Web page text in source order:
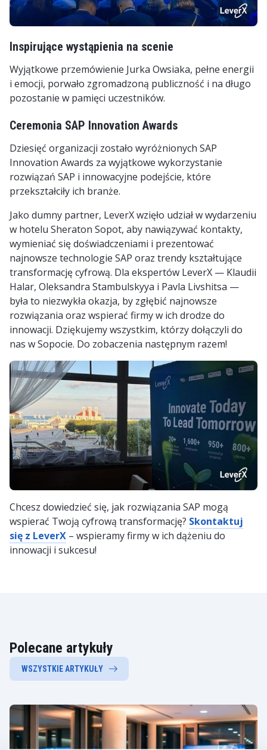
Inspirujące wystąpienia na scenie
Wyjątkowe przemówienie Jurka Owsiaka, pełne energii
i emocji, porwało zgromadzoną publiczność i na długo
pozostanie w pamięci uczestników.
Ceremonia SAP Innovation Awards
Dziesięć organizacji zostało wyróżnionych SAP
Innovation Awards za wyjątkowe wykorzystanie
rozwiązań SAP i innowacyjne podejście, które
przekształciły ich branże.
Jako dumny partner, LeverX wzięło udział w wydarzeniu
w hotelu Sheraton Sopot, aby nawiązywać kontakty,
wymieniać się doświadczeniami i prezentować
najnowsze technologie SAP oraz trendy kształtujące
transformację cyfrową. Dla ekspertów LeverX — Klaudii
Halar, Oleksandra Stambulskyya i Pavla Livshitsa —
była to niezwykła okazja, by zgłębić najnowsze
rozwiązania oraz wspierać firmy w ich drodze do
innowacji. Dziękujemy wszystkim, którzy dołączyli do
nas w Sopocie. Do zobaczenia następnym razem!
Chcesz dowiedzieć się, jak rozwiązania SAP mogą
wspierać Twoją cyfrową transformację? Skontaktuj
się z LeverX – wspieramy firmy w ich dążeniu do
innowacji i sukcesu!
Polecane artykuły
WSZYSTKIE ARTYKUŁY